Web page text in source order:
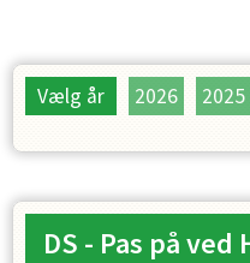
Vælg år 2026 2025
DS - Pas på